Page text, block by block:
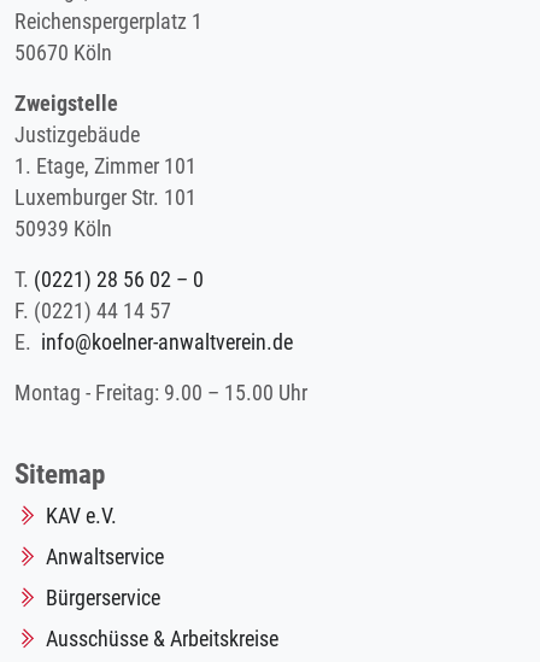
Reichenspergerplatz 1
50670 Köln
Zweigstelle
Justizgebäude
1. Etage, Zimmer 101
Luxemburger Str. 101
50939 Köln
T. (0221) 28 56 02 – 0
F. (0221) 44 14 57
E. info@koelner-anwaltverein.de
Montag - Freitag: 9.00 – 15.00 Uhr
Sitemap
KAV e.V.
Anwaltservice
Bürgerservice
Ausschüsse & Arbeitskreise